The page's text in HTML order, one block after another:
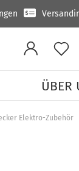
ÜBER
Elektro-Zubehör